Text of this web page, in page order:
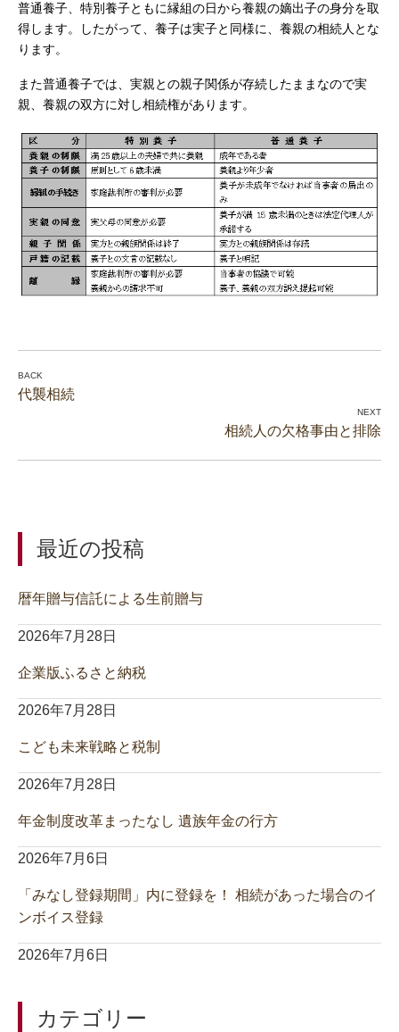
普通養子、特別養子ともに縁組の日から養親の嫡出子の身分を取
得します。したがって、養子は実子と同様に、養親の相続人とな
ります。
また普通養子では、実親との親子関係が存続したままなので実
親、養親の双方に対し相続権があります。
代襲相続
相続人の欠格事由と排除
最近の投稿
暦年贈与信託による生前贈与
2026年7月28日
企業版ふるさと納税
2026年7月28日
こども未来戦略と税制
2026年7月28日
年金制度改革まったなし 遺族年金の行方
2026年7月6日
「みなし登録期間」内に登録を！ 相続があった場合のイ
ンボイス登録
2026年7月6日
カテゴリー